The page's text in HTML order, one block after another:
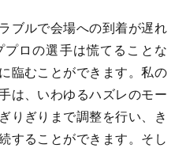
ブルで会場への到着が遅れ
ロの選手は慌てることな
臨むことができます。私の
は、いわゆるハズレのモー
りぎりまで調整を行い、き
することができます。そし